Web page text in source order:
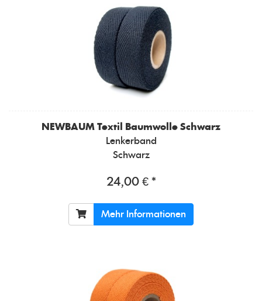
NEWBAUM Textil Baumwolle Schwarz
Lenkerband
Schwarz
24,00 € *
Mehr Informationen